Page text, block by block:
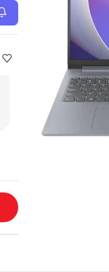
و اقساطی